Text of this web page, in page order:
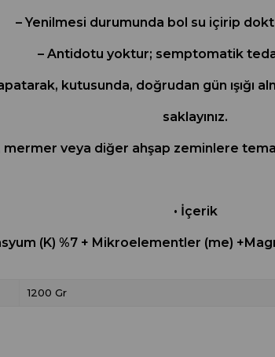
– Yenilmesi durumunda bol su içirip
– Antidotu yoktur; semptomatik
kutusunda, doğrudan gün
saklayınız.
mermer veya diğer ahşap zeminlere
• İçerik
(K) %7 + Mikroelementler (me)
1200 Gr